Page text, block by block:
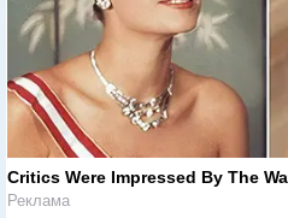
Critics Were Impressed By The
Реклама